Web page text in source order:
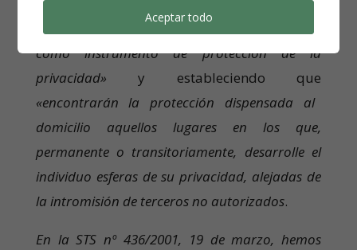
administrativo de la morada para construir el
de domicilio desde la óptica constitucional,
como instrumento de protección de la
privacidad»y estableciendo que
«encontrarán la protección dispensada al
domicilio aquellos lugares en los que,
permanente o transitoriamente, desarrolle el
individuo esferas de su privacidad, alejadas de
la intromisión de terceros no autorizados.
En la STS nº 436/2001, 19 de marzo, hemos
Aceptar todo